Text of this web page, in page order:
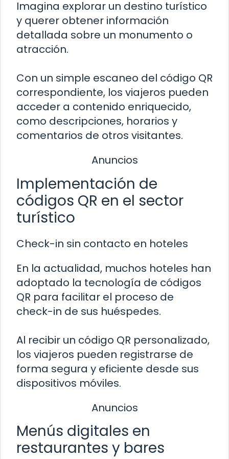
Imagina explorar un destino turístico
y querer obtener información
detallada sobre un monumento o
atracción.
Con un simple escaneo del código QR
correspondiente, los viajeros pueden
acceder a contenido enriquecido,
como descripciones, horarios y
comentarios de otros visitantes.
Anuncios
Implementación de
códigos QR en el sector
turístico
Check-in sin contacto en hoteles
En la actualidad, muchos hoteles han
adoptado la tecnología de códigos
QR para facilitar el proceso de
check-in de sus huéspedes.
Al recibir un código QR personalizado,
los viajeros pueden registrarse de
forma segura y eficiente desde sus
dispositivos móviles.
Anuncios
Menús digitales en
restaurantes y bares